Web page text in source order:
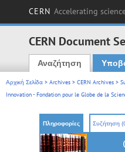
CERN Accelerating
CERN Document
Main menu
Αναζήτηση
Αρχική Σελίδα > Archives > CERN Archives >
Innovation - Fondation pour le Globe de la
Πληροφορίες Συζήτηση